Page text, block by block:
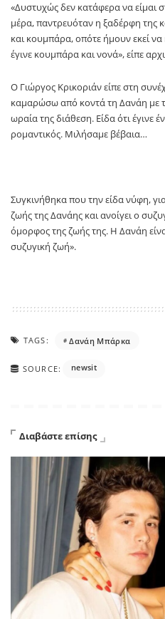
«Δυστυχώς δεν κατάφερα να είμαι
μέρα, παντρευόταν η ξαδέρφη της
και κουμπάρα, οπότε ήμουν εκεί
έγινε κουμπάρα και νονά», είπε
Ο Γιώργος Κρικοριάν είπε στη
καμαρώσω από κοντά τη Δανάη με
ωραία της διάθεση. Είδα ότι έγινε
ρομαντικός. Μιλήσαμε βέβαια…
Συγκινήθηκα που την είδα νύφη,
ζωής της Δανάης και ανοίγει ο
όμορφος της ζωής της. Η Δανάη
συζυγική ζωή».
TAGS: Δανάη Μπάρκα
SOURCE: newsit
Διαβάστε επίσης